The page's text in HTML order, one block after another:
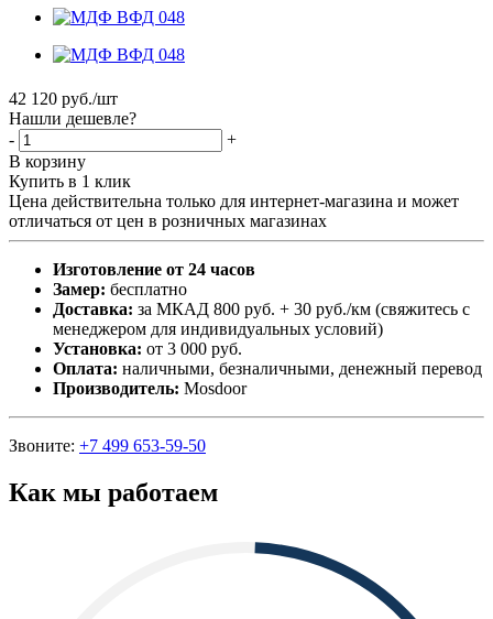
42 120 руб./шт
Нашли дешевле?
-
+
В корзину
Купить в 1 клик
Цена действительна только для интернет-магазина и может
отличаться от цен в розничных магазинах
Изготовление от 24 часов
Замер: бесплатно
Доставка: за МКАД 800 руб. + 30 руб./км (свяжитесь с
менеджером для индивидуальных условий)
Установка: от 3 000 руб.
Оплата: наличными, безналичными, денежный перевод
Производитель: Mosdoor
Звоните: +7 499 653-59-50
Как мы работаем